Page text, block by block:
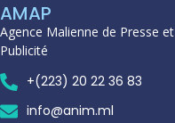
AMAP
Agence Malienne de Presse et
Publicité
+(223) 20 22 36 83
info@anim.ml